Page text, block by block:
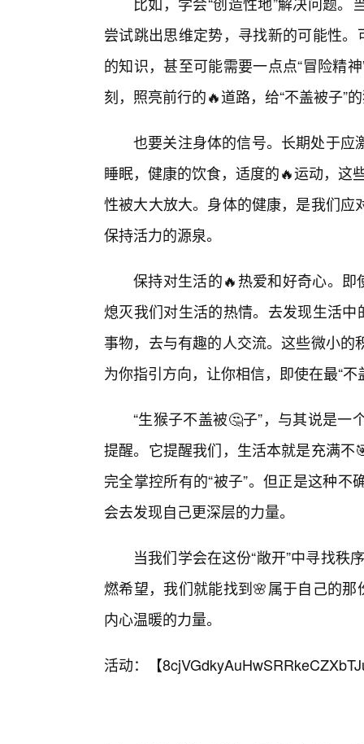
尝试跳出思维定势，寻找新的可能性
的知识，甚至可能需要一点点“冒险精
刻，照亮前行的🔥道路，给“不盖被子”
也要关注身体的信号。长期处于应
睡眠，健康的饮食，适度的🔥运动，这
性被大大放大。身体的健康，是我们
保持活力的源泉。
保持对生活的🔥热爱和好奇心。即
熄灭我们对生活的热情。去发现生活
事物，去与有趣的人交流。这些微小
为你指引方向，让你相信，即使在最“
“生猴子不盖被🤔子”，与其说是
提醒。它提醒我们，生活本就是充满
完全掌控所有的“被子”。但正是这种
会去发现自己更深层的力量。
当我们学会在这份“敞开”中寻找秩
燃希望，我们就能找到🌸属于自己的
内心温暖的力量。
活动：【